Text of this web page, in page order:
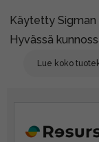
Käytetty
Hyvässä
Lue koko